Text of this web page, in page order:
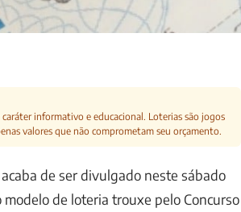
informativo e educacional. Loterias são jogos
valores que não comprometam seu orçamento.
acaba de ser divulgado neste sábado
modelo de loteria trouxe pelo Concurso